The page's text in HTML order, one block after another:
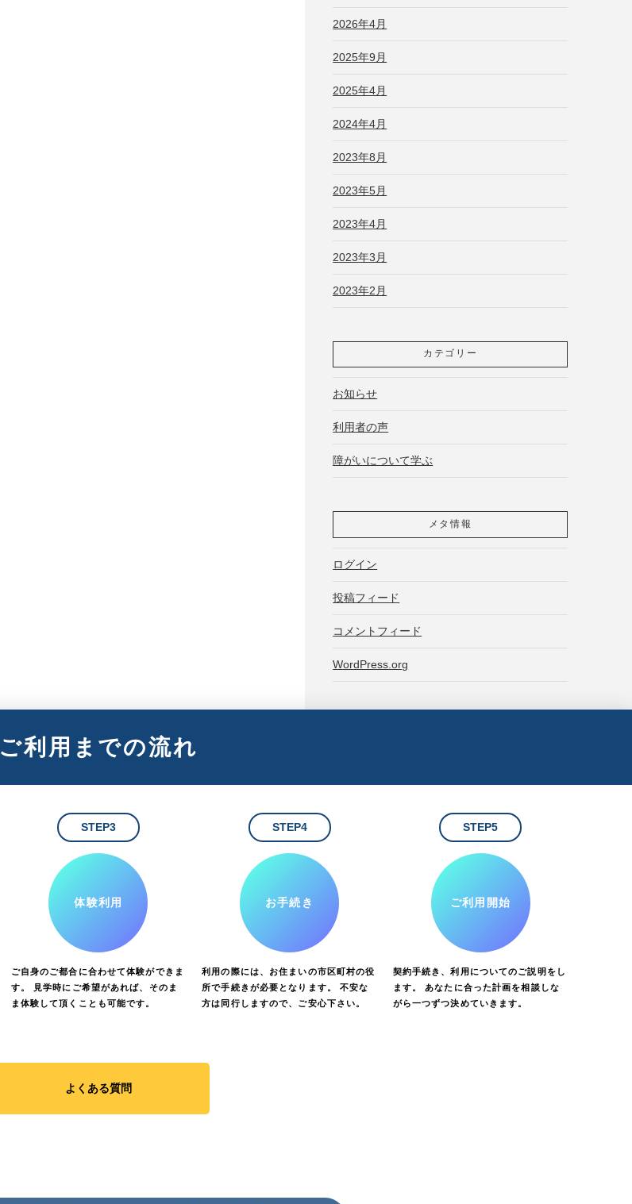
2026年4月
2025年9月
2025年4月
2024年4月
2023年8月
2023年5月
2023年4月
2023年3月
2023年2月
カテゴリー
お知らせ
利用者の声
障がいについて学ぶ
メタ情報
ログイン
投稿フィード
コメントフィード
WordPress.org
ご利用までの流れ
STEP3
体験利用
ご自身のご都合に合わせて体験ができま
す。 見学時にご希望があれば、そのま
ま体験して頂くことも可能です。
STEP4
お手続き
利用の際には、お住まいの市区町村の役
所で手続きが必要となります。 不安な
方は同行しますので、ご安心下さい。
STEP5
ご利用開始
契約手続き、利用についてのご説明をし
ます。 あなたに合った計画を相談しな
がら一つずつ決めていきます。
よくある質問